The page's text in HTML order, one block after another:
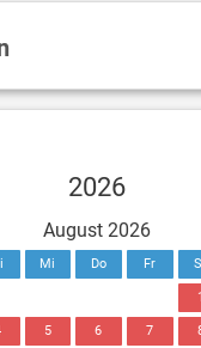
2026
August 2026
Mi Do Fr
1
5 6 7